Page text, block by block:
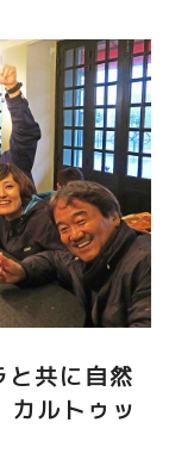
インを開けた。 中
フ牛の生肉 私は
旨い！！
共に自然
ルトゥッ